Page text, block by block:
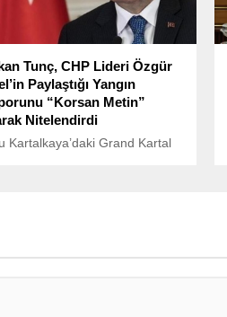
Tunç, CHP Lideri Özgür
Paylaştığı Yangın
“Korsan Metin”
Nitelendirdi
Kartalkaya’daki Grand Kartal